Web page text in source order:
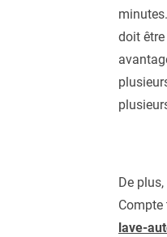
doit
De
lave-